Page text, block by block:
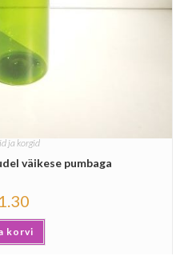
ja korgid
väikese pumbaga
1.30
korvi